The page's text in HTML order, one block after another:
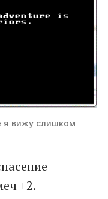
я вижу слишком
+2.